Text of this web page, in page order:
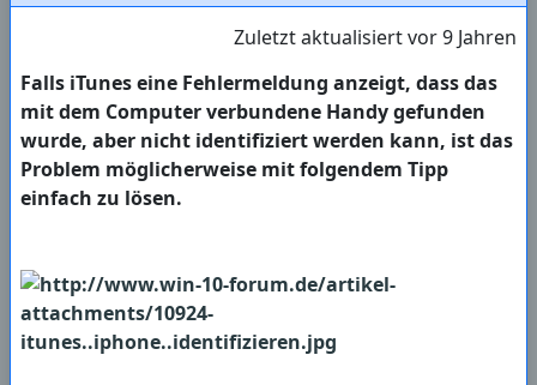
Zuletzt aktualisiert vor 9 Jahren
Falls iTunes eine Fehlermeldung anzeigt, dass das
mit dem Computer verbundene Handy gefunden
wurde, aber nicht identifiziert werden kann, ist das
Problem möglicherweise mit folgendem Tipp
einfach zu lösen.